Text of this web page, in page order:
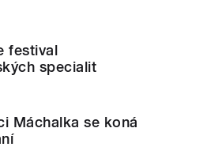
festival
specialit
Máchalka se koná